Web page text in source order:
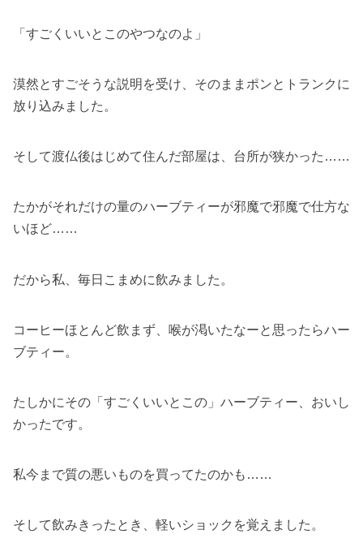
「すごくいいとこのやつなのよ」
漠然とすごそうな説明を受け、そのままポンとトランクに
放り込みました。
そして渡仏後はじめて住んだ部屋は、台所が狭かった……
たかがそれだけの量のハーブティーが邪魔で邪魔で仕方な
いほど……
だから私、毎日こまめに飲みました。
コーヒーほとんど飲まず、喉が渇いたなーと思ったらハー
ブティー。
たしかにその「すごくいいとこの」ハーブティー、おいし
かったです。
私今まで質の悪いものを買ってたのかも……
そして飲みきったとき、軽いショックを覚えました。